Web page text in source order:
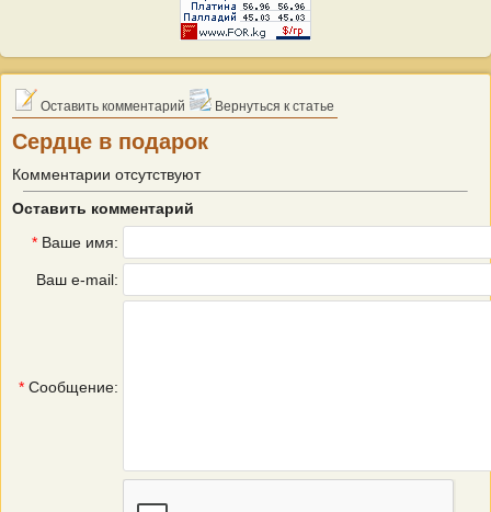
Оставить комментарий Вернуться к статье
Сердце в подарок
Комментарии отсутствуют
Оставить комментарий
* Ваше имя:
Ваш e-mail:
* Сообщение: